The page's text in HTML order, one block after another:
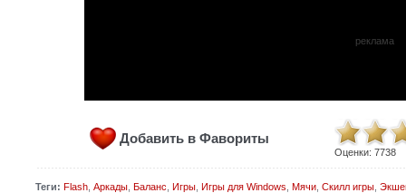
реклама
Добавить в Фавориты
Оценки: 7738
Теги: Flash, Аркады, Баланс Игры, Игры для Windows Мячи, Скилл игры,